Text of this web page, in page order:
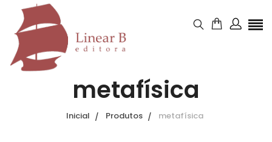
metafísica
Inicial Produtos metafísica